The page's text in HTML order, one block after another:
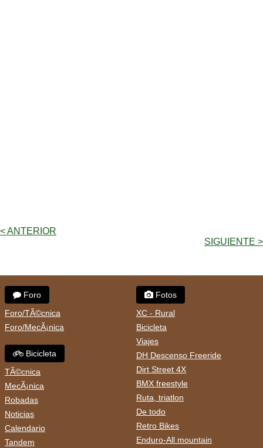
< ANTERIOR
SIGUIENTE >
Foro
Foro/TÃ©cnica
Foro/MecÃ¡nica
Bicicleta
TÃ©cnica
MecÃ¡nica
Robadas
Noticias
Calendario
Tandem
Fotos
XC - Rural
Bicicleta
Viajes
DH Descenso Freeride
Dirt Street 4X
BMX freestyle
Ruta, triatlon
De todo
Retro Bikes
Enduro-All mountain